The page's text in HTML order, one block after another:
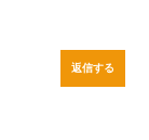
返信する